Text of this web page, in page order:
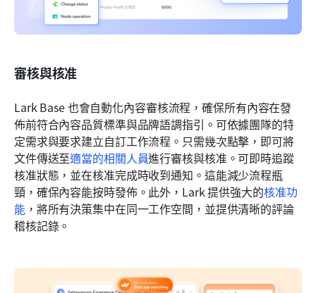
審核與核准
Lark Base 也會自動化內容審核流程，確保所有內容在發
佈前符合內容品質標準與品牌語調指引。可依據團隊的特
定需求與要求建立自訂工作流程。只需幾次點擊，即可將
文件傳送至適當的相關人員進行審核與核准。可即時追蹤
核准狀態，並在核准完成時收到通知。這能減少流程瓶
頸，確保內容能按時發佈。此外，Lark 提供強大的核准功
能，將所有決策集中在同一工作空間，並提供清晰的評論
稽核記錄。